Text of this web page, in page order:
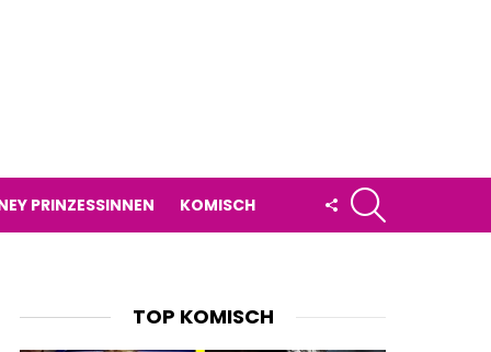
PRINZESSINNEN KOMISCH
FOLLOW
US
TOP KOMISCH